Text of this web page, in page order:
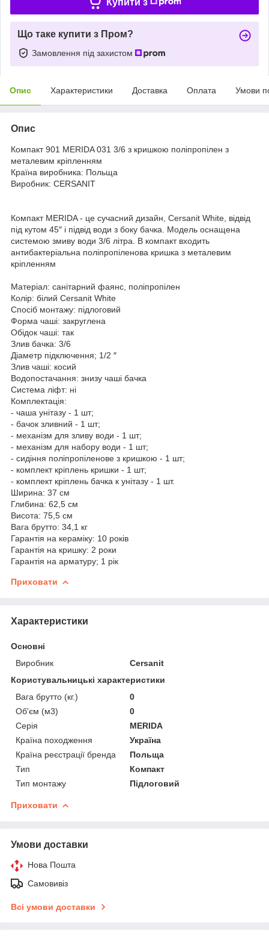
Що таке купити з Пром?
Замовлення під захистом
Опис Характеристики Доставка Оплата Умови
Опис
Компакт 901 MERIDA 031 3/6 з кришкою поліпропілен з
металевим кріпленням
Країна виробника: Польща
Виробник: CERSANIT
Компакт MERIDA - це сучасний дизайн, Cersanit White, відвід
під кутом 45″ і підвід води з боку бачка. Модель оснащена
системою змиву води 3/6 літра. В компакт входить
антибактеріальна поліпропіленова кришка з металевим
кріпленням
Матеріал: санітарний фаянс, поліпропілен
Колір: білий Cersanit White
Спосіб монтажу: підлоговий
Форма чаші: закруглена
Обідок чаші: так
Злив бачка: 3/6
Діаметр підключення; 1/2 ″
Злив чаші: косий
Водопостачання: знизу чаші бачка
Система ліфт: ні
Комплектація:
- чаша унітазу - 1 шт;
- бачок зливний - 1 шт;
- механізм для зливу води - 1 шт;
- механізм для набору води - 1 шт;
- сидіння поліпропіленове з кришкою - 1 шт;
- комплект кріплень кришки - 1 шт;
- комплект кріплень бачка к унітазу - 1 шт.
Ширина: 37 см
Глибина: 62,5 см
Висота: 75,5 см
Вага брутто: 34,1 кг
Гарантія на кераміку: 10 років
Гарантія на кришку: 2 роки
Гарантія на арматуру; 1 рік
Приховати
Характеристики
Основні
Виробник
Cersanit
Користувальницькі характеристики
Вага брутто (кг.)
0
Об'єм (м3)
0
Серія
MERIDA
Країна походження
Україна
Країна реєстрації бренда
Польща
Тип
Компакт
Тип монтажу
Підлоговий
Приховати
Умови доставки
Нова Пошта
Самовивіз
Всі умови доставки